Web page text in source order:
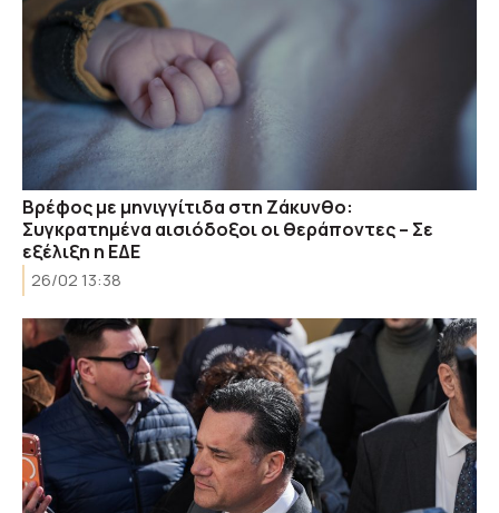
Βρέφος με μηνιγγίτιδα στη Ζάκυνθο:
Συγκρατημένα αισιόδοξοι οι θεράποντες – Σε
εξέλιξη η ΕΔΕ
26/02 13:38